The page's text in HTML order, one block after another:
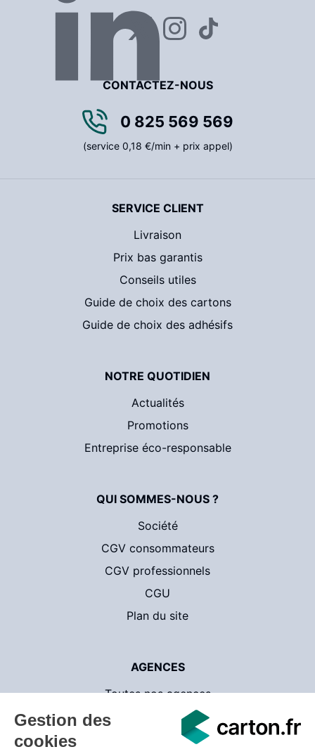
CONTACTEZ-NOUS
0 825 569 569
(service 0,18 €/min + prix appel)
SERVICE CLIENT
Livraison
Prix bas garantis
Conseils utiles
Guide de choix des cartons
Guide de choix des adhésifs
NOTRE QUOTIDIEN
Actualités
Promotions
Entreprise éco-responsable
QUI SOMMES-NOUS ?
Société
CGV consommateurs
CGV professionnels
CGU
Plan du site
AGENCES
Toutes nos agences
CartonsDeDemenagement.com